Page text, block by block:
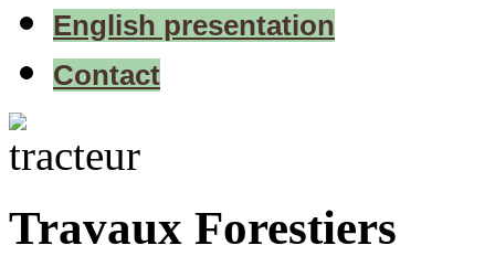
English presentation
Contact
Travaux Forestiers